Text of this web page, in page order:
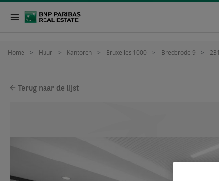
Home Huur Kantoren Bruxelles 1000 Brederode 9
Terug naar de lijst